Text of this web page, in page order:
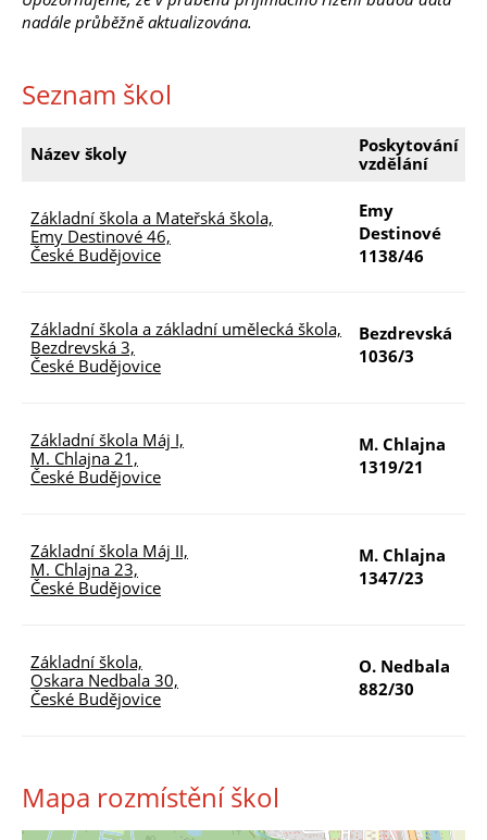
nadále průběžně aktualizována.
Seznam škol
Název školy
Poskytování
vzdělání
Základní škola a Mateřská škola,
Emy Destinové 46,
České Budějovice
Emy
Destinové
1138/46
Základní škola a základní umělecká škola,
Bezdrevská 3,
České Budějovice
Bezdrevská
1036/3
Základní škola Máj I,
M. Chlajna 21,
České Budějovice
M. Chlajna
1319/21
Základní škola Máj II,
M. Chlajna 23,
České Budějovice
M. Chlajna
1347/23
Základní škola,
Oskara Nedbala 30,
České Budějovice
O. Nedbala
882/30
Mapa rozmístění škol